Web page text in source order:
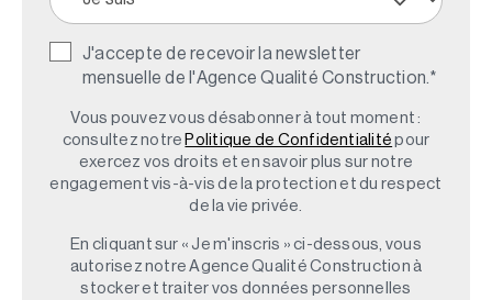
J'accepte de recevoir la newsletter
mensuelle de l'Agence Qualité Construction. *
Vous pouvez vous désabonner à tout moment :
consultez notre Politique de Confidentialité pour
exercez vos droits et en savoir plus sur notre
engagement vis-à-vis de la protection et du respect
de la vie privée.
En cliquant sur « Je m'inscris » ci-dessous, vous
autorisez notre Agence Qualité Construction à
stocker et traiter vos données personnelles